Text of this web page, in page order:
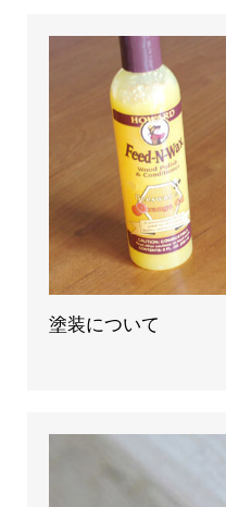
塗装について